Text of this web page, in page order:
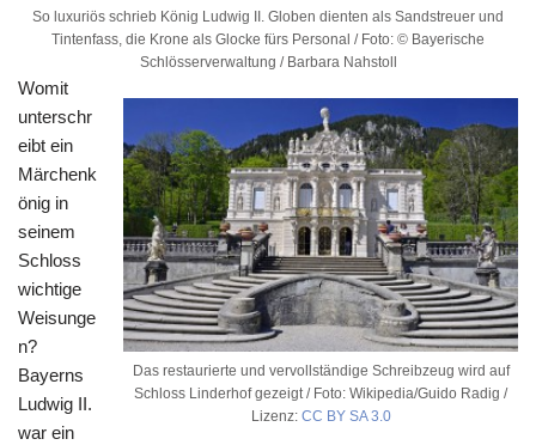
So luxuriös schrieb König Ludwig II. Globen dienten als Sandstreuer und
Tintenfass, die Krone als Glocke fürs Personal / Foto: © Bayerische
Schlösserverwaltung / Barbara Nahstoll
Das restaurierte und vervollständige Schreibzeug wird auf
Schloss Linderhof gezeigt / Foto: Wikipedia/Guido Radig /
Lizenz: CC BY SA 3.0
Womit
unterschr
eibt ein
Märchenk
önig in
seinem
Schloss
wichtige
Weisunge
n?
Bayerns
Ludwig II.
war ein